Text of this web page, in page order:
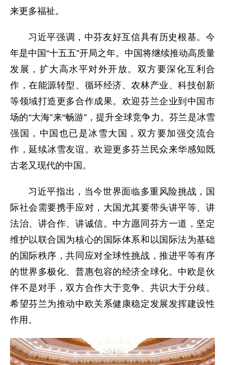
来更多福祉。
习近平强调，中芬友好互信具有历史根基。今
年是中国“十五五”开局之年。中国将继续推动高质量
发展，扩大高水平对外开放。双方要深化互利合
作，在能源转型、循环经济、农林产业、科技创新
等领域打造更多合作成果。欢迎芬兰企业到中国市
场的“大海”来“畅游”，提升全球竞争力。芬兰是冰雪
强国，中国也已是冰雪大国，双方要加强交流合
作，延续冰雪友谊。欢迎更多芬兰民众来华感知既
古老又现代的中国。
习近平指出，当今世界面临多重风险挑战，国
际社会需要携手应对，大国尤其要带头讲平等、讲
法治、讲合作、讲诚信。中方愿同芬方一道，坚定
维护以联合国为核心的国际体系和以国际法为基础
的国际秩序，共同应对全球性挑战，推进平等有序
的世界多极化、普惠包容的经济全球化。中欧是伙
伴不是对手，双方合作大于竞争、共识大于分歧。
希望芬兰为推动中欧关系健康稳定发展发挥建设性
作用。